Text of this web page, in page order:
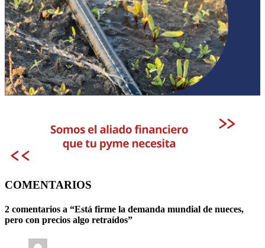
COMENTARIOS
2 comentarios a “Está firme la demanda mundial de nueces,
pero con precios algo retraídos”